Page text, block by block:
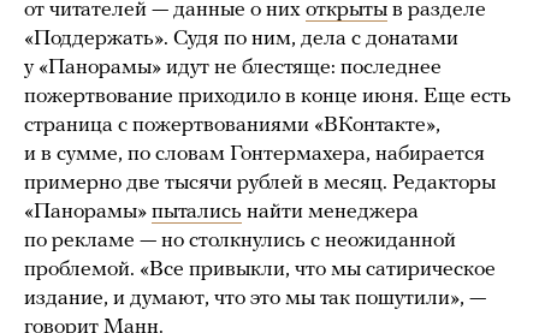
от читателей — данные о них открыты в разделе
«Поддержать». Судя по ним, дела с донатами
у «Панорамы» идут не блестяще: последнее
пожертвование приходило в конце июня. Еще есть
страница с пожертвованиями «ВКонтакте»,
и в сумме, по словам Гонтермахера, набирается
примерно две тысячи рублей в месяц. Редакторы
«Панорамы» пытались найти менеджера
по рекламе — но столкнулись с неожиданной
проблемой. «Все привыкли, что мы сатирическое
издание, и думают, что это мы так пошутили», —
говорит Манн.